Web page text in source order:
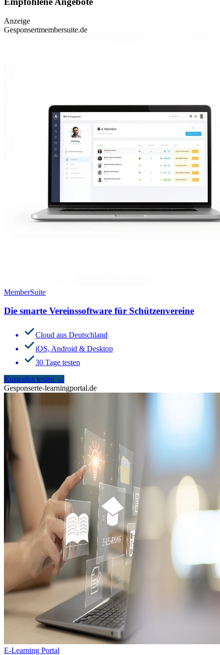
Anzeige
Gesponsertmembersuite.de
MemberSuite
Die smarte Vereinssoftware für Schützenvereine
Cloud aus Deutschland
iOS, Android & Desktop
30 Tage testen
Kostenlos testen →
Gesponserte-learningportal.de
E-Learning Portal